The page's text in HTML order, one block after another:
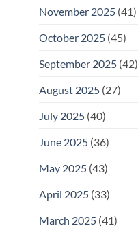
November 2025(41)
October 2025(45)
September 2025(42)
August 2025(27)
July 2025(40)
June 2025(36)
May 2025(43)
April 2025(33)
March 2025(41)